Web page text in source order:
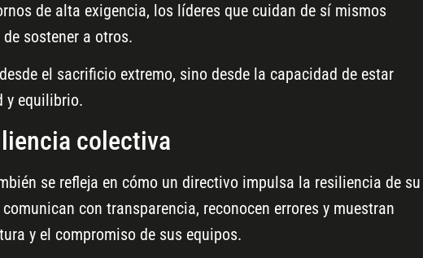
de alta exigencia, los líderes que cuidan de sí mismos
sostener a otros.
el sacrificio extremo, sino desde la capacidad de estar
y equilibrio.
colectiva
se refleja en cómo un directivo impulsa la resiliencia de su
con transparencia, reconocen errores y muestran
y el compromiso de sus equipos.